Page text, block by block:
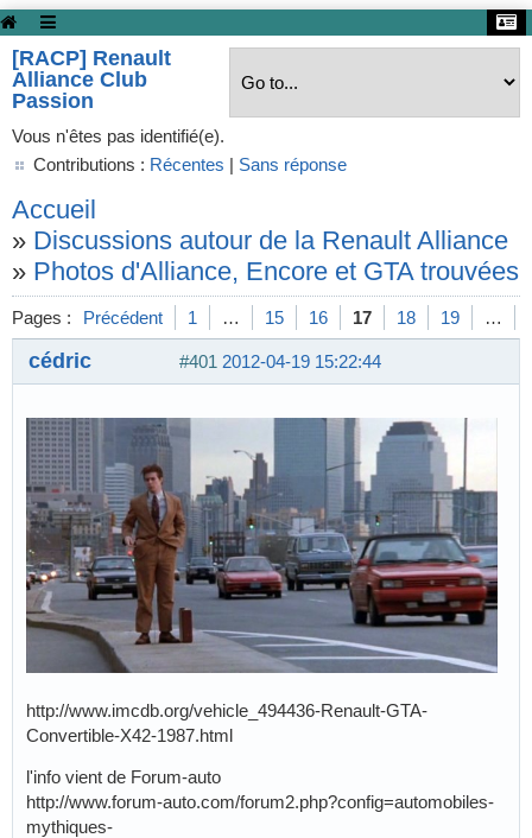
[RACP] Renault
Alliance Club
Passion
Vous n'êtes pas identifié(e).
Contributions : Récentes | Sans réponse
Accueil
» Discussions autour de la Renault Alliance
» Photos d'Alliance, Encore et GTA trouvées
Pages : Précédent 1 … 15 16 17 18 19 …
#401 2012-04-19 15:22:44
cédric
http://www.imcdb.org/vehicle_494436-Renault-GTA-
Convertible-X42-1987.html
l'info vient de Forum-auto
http://www.forum-auto.com/forum2.php?config=automobiles-
mythiques-